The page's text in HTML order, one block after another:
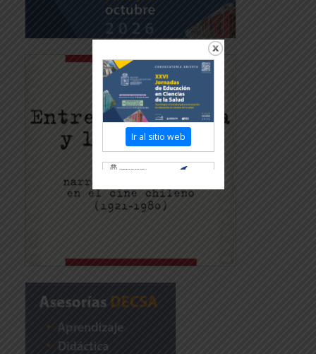
Ir al sitio web
Revisar más información